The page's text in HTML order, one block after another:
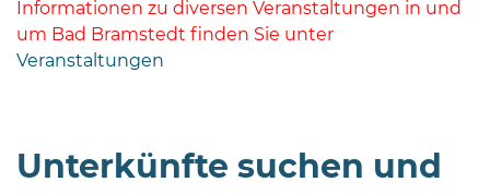
Informationen zu diversen Veranstaltungen in und
um Bad Bramstedt finden Sie unter
Veranstaltungen
Unterkünfte suchen und